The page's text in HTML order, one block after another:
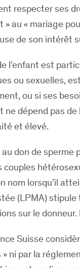
respecter ses
» au « mariage
de son intérêt
l’enfant est
ou sexuelles,
ou si ses
ne dépend pas
et élevé.
don de sperme
couples
nom lorsqu’il
(LPMA)
sur le
Suisse
ni par la